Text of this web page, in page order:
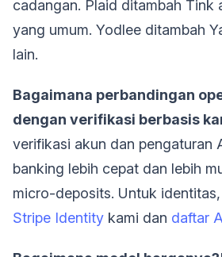
cadangan. Plaid ditambah Tink
yang umum. Yodlee ditambah
lain.
Bagaimana perbandingan
dengan verifikasi berbasis
verifikasi akun dan pengaturan
banking lebih cepat dan lebih
micro-deposits. Untuk
Stripe Identity kami dan daftar